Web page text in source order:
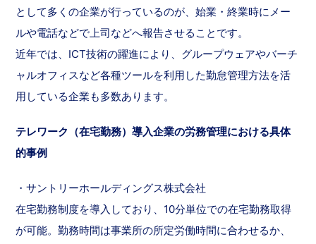
として多くの企業が行っているのが、始業・終業時にメー
ルや電話などで上司などへ報告させることです。
近年では、ICT技術の躍進により、グループウェアやバーチ
ャルオフィスなど各種ツールを利用した勤怠管理方法を活
用している企業も多数あります。
テレワーク（在宅勤務）導入企業の労務管理における具体
的事例
・サントリーホールディングス株式会社
在宅勤務制度を導入しており、10分単位での在宅勤務取得
が可能。勤務時間は事業所の所定労働時間に合わせるか、